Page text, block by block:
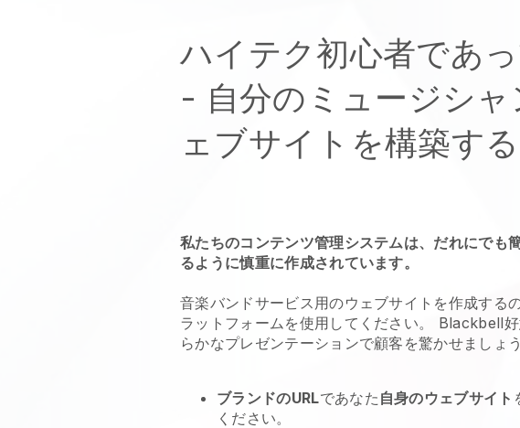
ハイテク初心者であ
- 自分のミュージシャ
ェブサイトを構築する
私たちのコンテンツ管理システムは、だれにでも
るように慎重に作成されています。
音楽バンドサービス用のウェブサイトを作成する
ラットフォームを使用してください。 Blackbell
らかなプレゼンテーションで顧客を驚かせましょう
ブランドのURLであなた 自身のウェブサイト
ください。